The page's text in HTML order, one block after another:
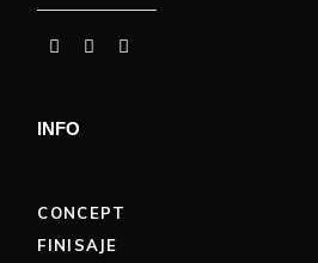
INFO
CONCEPT
FINISAJE